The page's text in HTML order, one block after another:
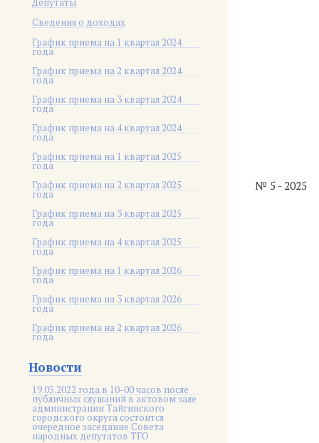
Сведения о доходах
График приема на 1 квартал 2024
года
График приема на 2 квартал 2024
года
График приема на 3 квартал 2024
года
График приема на 4 квартал 2024
года
График приема на 1 квартал 2025
года
График приема на 2 квартал 2025
года
График приема на 3 квартал 2025
года
График приема на 4 квартал 2025
года
График приема на 1 квартал 2026
года
График приема на 3 квартал 2026
года
График приема на 2 квартал 2026
года
Новости
19.05.2022 года в 10-00 часов после
публичных слушаний в актовом зале
администрации Тайгинского
городского округа состоится
очередное заседание Совета
народных депутатов ТГО
№ 5 - 2025